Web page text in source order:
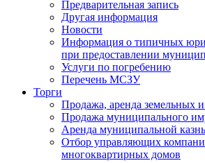
Предварительная запись
Другая информация
Новости
Информация о типичных
при предоставлении
Услуги по погребению
Перечень МСЗУ
Торги
Продажа, аренда земельных
Продажа муниципального
Аренда муниципальной
Отбор управляющих
многоквартирных домов